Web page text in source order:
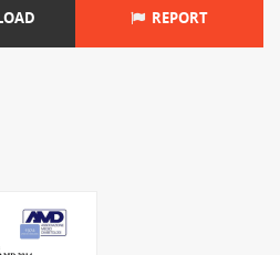
REPORT